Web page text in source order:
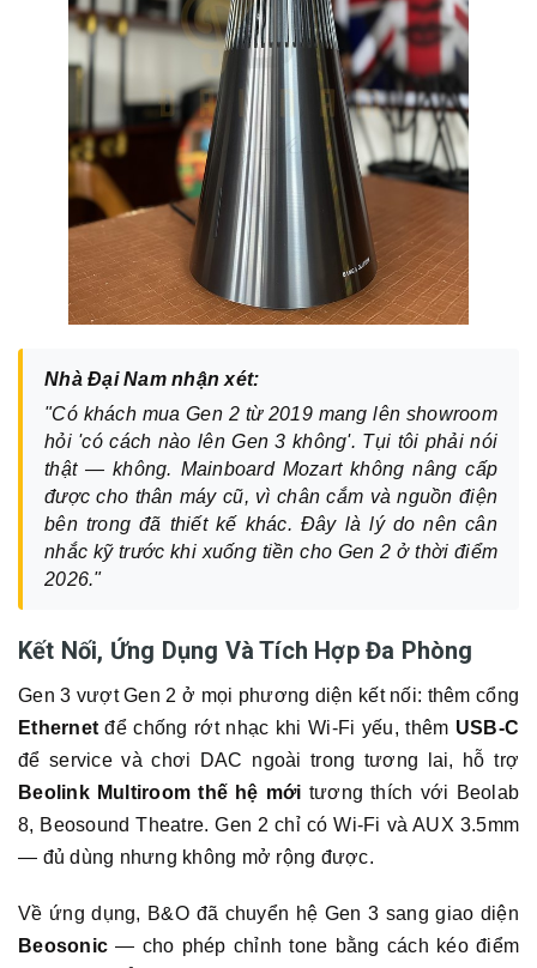
Nhà Đại Nam nhận xét:
"Có khách mua Gen 2 từ 2019 mang lên showroom
hỏi 'có cách nào lên Gen 3 không'. Tụi tôi phải nói
thật — không. Mainboard Mozart không nâng cấp
được cho thân máy cũ, vì chân cắm và nguồn điện
bên trong đã thiết kế khác. Đây là lý do nên cân
nhắc kỹ trước khi xuống tiền cho Gen 2 ở thời điểm
2026."
Kết Nối, Ứng Dụng Và Tích Hợp Đa Phòng
Gen 3 vượt Gen 2 ở mọi phương diện kết nối: thêm cổng
Ethernet để chống rớt nhạc khi Wi-Fi yếu, thêm USB-C
để service và chơi DAC ngoài trong tương lai, hỗ trợ
Beolink Multiroom thế hệ mới tương thích với Beolab
8, Beosound Theatre. Gen 2 chỉ có Wi-Fi và AUX 3.5mm
— đủ dùng nhưng không mở rộng được.
Về ứng dụng, B&O đã chuyển hệ Gen 3 sang giao diện
Beosonic — cho phép chỉnh tone bằng cách kéo điểm